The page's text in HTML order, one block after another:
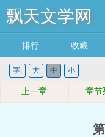
飘天文学网
排行 收藏
字: 大 中 小
上一章 章节